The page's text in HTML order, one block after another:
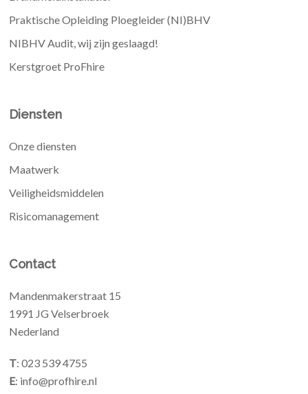
Praktische Opleiding Ploegleider (NI)BHV
NIBHV Audit, wij zijn geslaagd!
Kerstgroet ProFhire
Diensten
Onze diensten
Maatwerk
Veiligheidsmiddelen
Risicomanagement
Contact
Mandenmakerstraat 15
1991 JG Velserbroek
Nederland
T: 023 539 4755
E: info@profhire.nl